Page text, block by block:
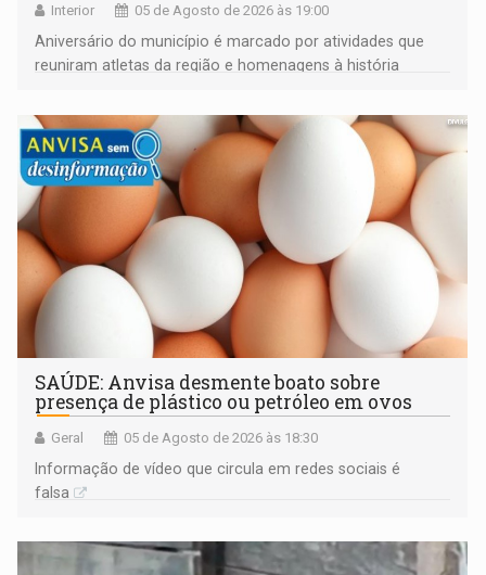
Interior 05 de Agosto de 2026 às 19:00
Aniversário do município é marcado por atividades que
reuniram atletas da região e homenagens à história
SAÚDE: Anvisa desmente boato sobre
presença de plástico ou petróleo em ovos
Geral 05 de Agosto de 2026 às 18:30
Informação de vídeo que circula em redes sociais é
falsa